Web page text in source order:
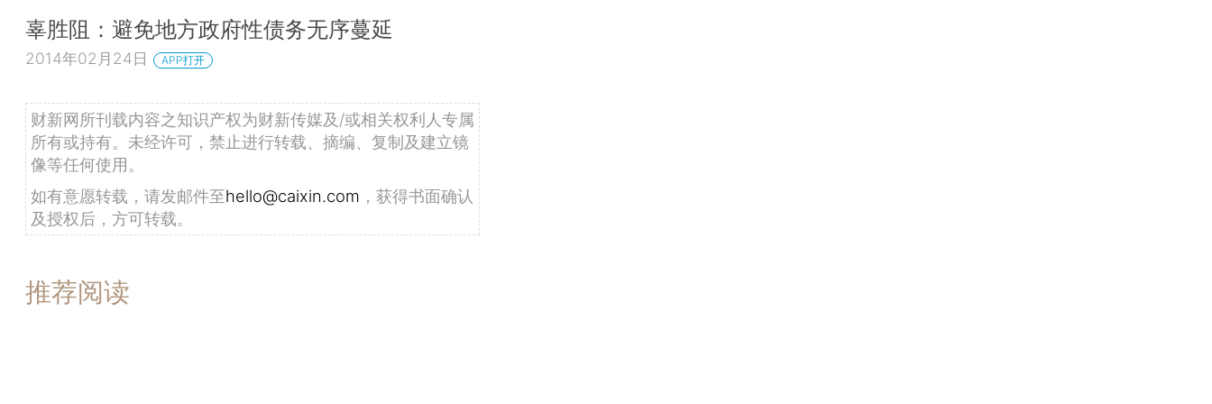
辜胜阻：避免地方政府性债务无序蔓延
2014年02月24日 APP打开
财新网所刊载内容之知识产权为财新传媒及/或相关权利人专属
所有或持有。未经许可，禁止进行转载、摘编、复制及建立镜
像等任何使用。
如有意愿转载，请发邮件至hello@caixin.com ，获得书面确认
及授权后，方可转载。
推荐阅读